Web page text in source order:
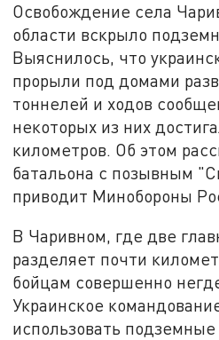
Освобождение села
области вскрыло
Выяснилось, что
прорыли под домами
тоннелей и ходов
некоторых из них
километров. Об этом
батальона с позывным
приводит Минобороны
В Чаривном, где две
разделяет почти
бойцам совершенно
Украинское
использовать